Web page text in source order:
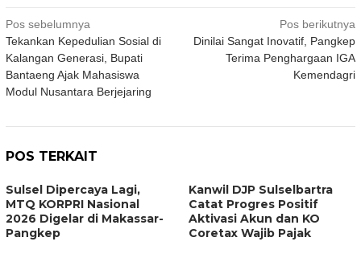
Navigasi
pos
Pos sebelumnya
Tekankan Kepedulian Sosial di
Kalangan Generasi, Bupati
Bantaeng Ajak Mahasiswa
Modul Nusantara Berjejaring
Pos berikutnya
Dinilai Sangat Inovatif, Pangkep
Terima Penghargaan IGA
Kemendagri
POS TERKAIT
Sulsel Dipercaya Lagi,
MTQ KORPRI Nasional
2026 Digelar di Makassar-
Pangkep
Kanwil DJP Sulselbartra
Catat Progres Positif
Aktivasi Akun dan KO
Coretax Wajib Pajak